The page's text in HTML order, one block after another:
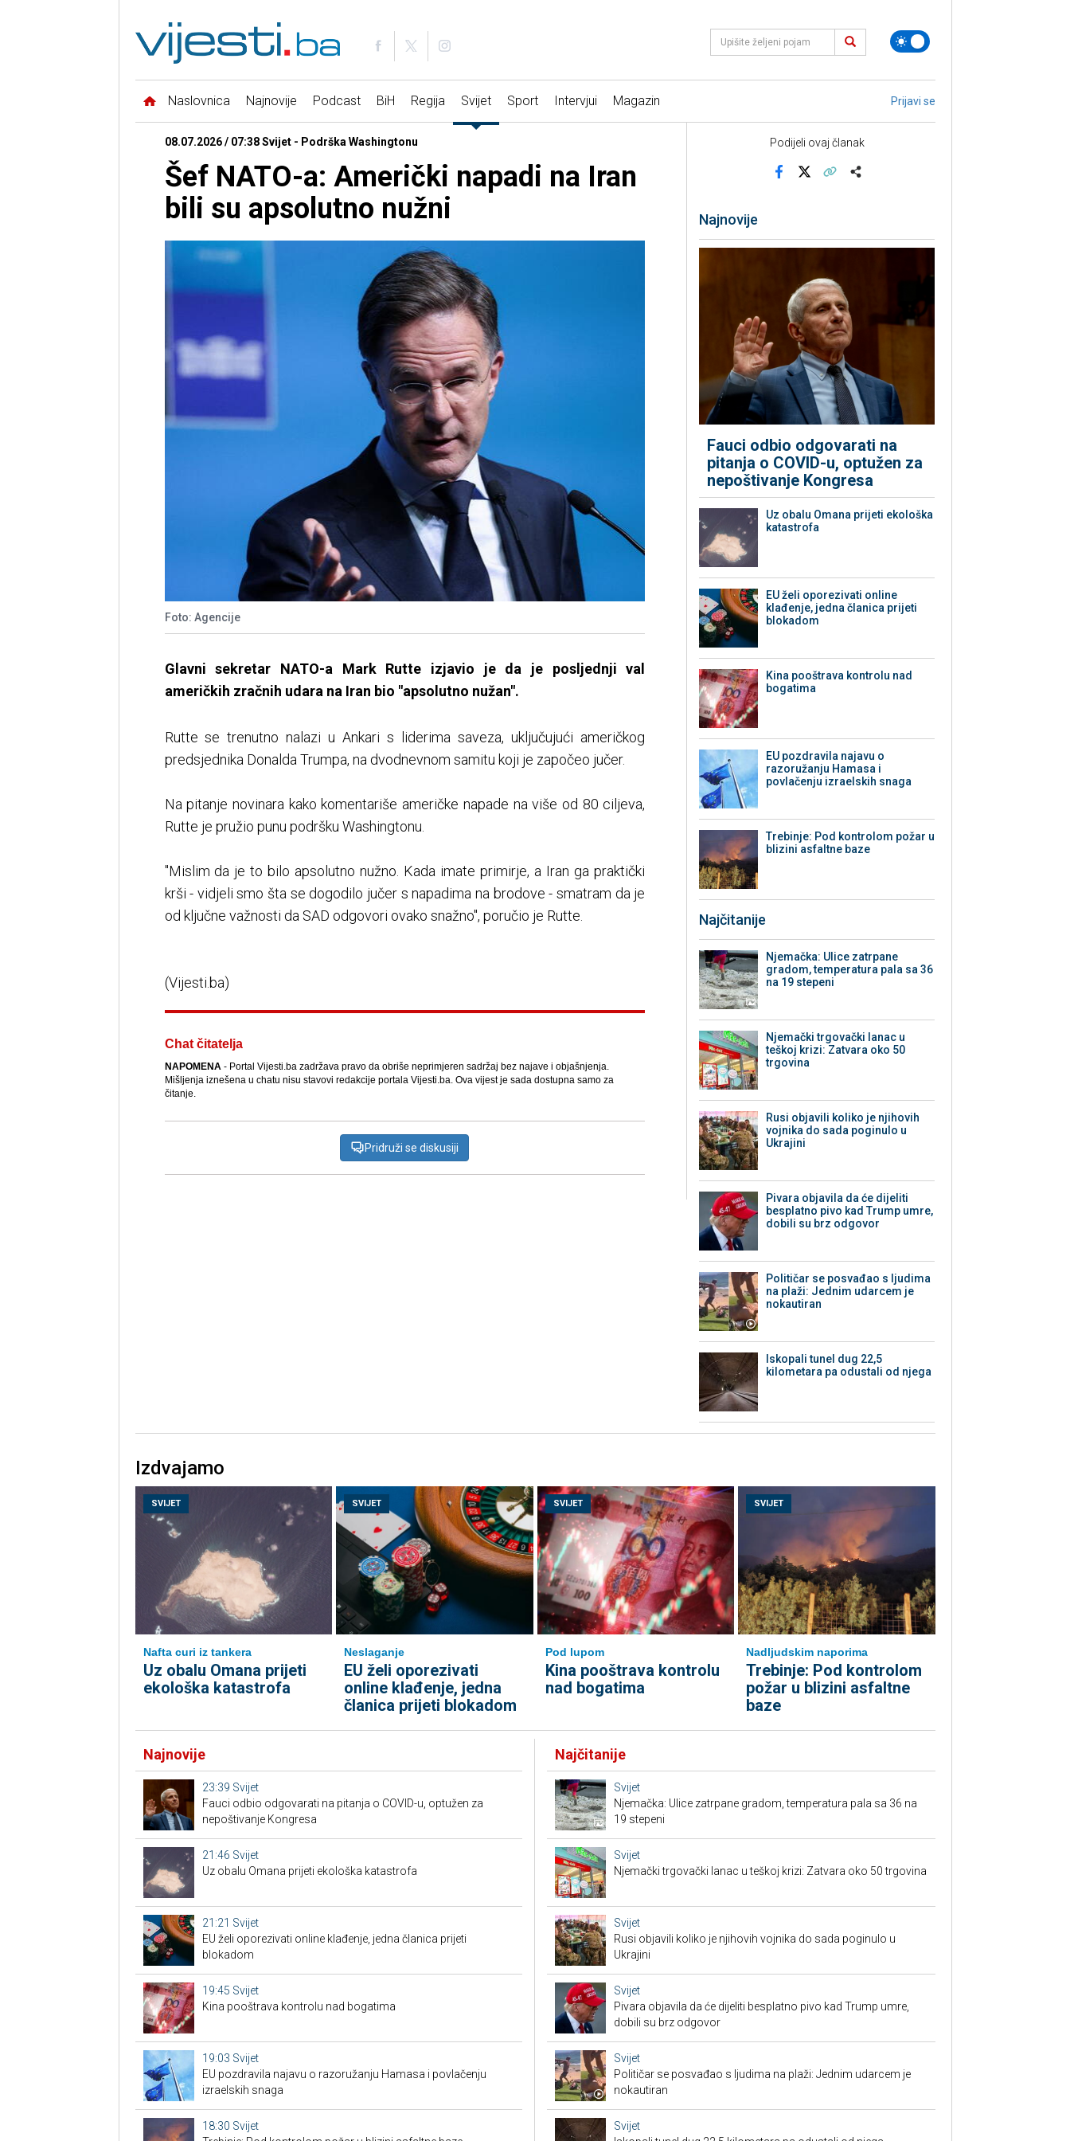
Naslovnica Najnovije Podcast BiH Regija Svijet Sport Intervjui Magazin Prijavi se
08.07.2026 / 07:38 Svijet - Podrška Washingtonu
Šef NATO-a: Američki napadi na Iran
bili su apsolutno nužni
Foto: Agencije
Glavni sekretar NATO-a Mark Rutte izjavio je da je posljednji val
američkih zračnih udara na Iran bio "apsolutno nužan".
Rutte se trenutno nalazi u Ankari s liderima saveza, uključujući američkog
predsjednika Donalda Trumpa, na dvodnevnom samitu koji je započeo jučer.
Na pitanje novinara kako komentariše američke napade na više od 80 ciljeva,
Rutte je pružio punu podršku Washingtonu.
"Mislim da je to bilo apsolutno nužno. Kada imate primirje, a Iran ga praktički
krši - vidjeli smo šta se dogodilo jučer s napadima na brodove - smatram da je
od ključne važnosti da SAD odgovori ovako snažno", poručio je Rutte.
(Vijesti.ba)
Chat čitatelja
NAPOMENA- Portal Vijesti.ba zadržava pravo da obriše neprimjeren sadržaj bez najave i objašnjenja.
Mišljenja iznešena u chatu nisu stavovi redakcije portala Vijesti.ba. Ova vijest je sada dostupna samo za
čitanje.
Pridruži se diskusiji
Podijeli ovaj članak
Najnovije
Fauci odbio odgovarati na
pitanja o COVID-u, optužen za
nepoštivanje Kongresa
Uz obalu Omana prijeti ekološka
katastrofa
EU želi oporezivati online
klađenje, jedna članica prijeti
blokadom
Kina pooštrava kontrolu nad
bogatima
EU pozdravila najavu o
razoružanju Hamasa i
povlačenju izraelskih snaga
Trebinje: Pod kontrolom požar u
blizini asfaltne baze
Najčitanije
Njemačka: Ulice zatrpane
gradom, temperatura pala sa 36
na 19 stepeni
Njemački trgovački lanac u
teškoj krizi: Zatvara oko 50
trgovina
Rusi objavili koliko je njihovih
vojnika do sada poginulo u
Ukrajini
Pivara objavila da će dijeliti
besplatno pivo kad Trump umre,
dobili su brz odgovor
Političar se posvađao s ljudima
na plaži: Jednim udarcem je
nokautiran
Iskopali tunel dug 22,5
kilometara pa odustali od njega
Izdvajamo
SVIJET
Nafta curi iz tankera
Uz obalu Omana prijeti
ekološka katastrofa
SVIJET
Neslaganje
EU želi oporezivati
online klađenje, jedna
članica prijeti blokadom
SVIJET
Pod lupom
Kina pooštrava kontrolu
nad bogatima
SVIJET
Nadljudskim naporima
Trebinje: Pod kontrolom
požar u blizini asfaltne
baze
Najnovije
23:39 Svijet
Fauci odbio odgovarati na pitanja o COVID-u, optužen za
nepoštivanje Kongresa
21:46 Svijet
Uz obalu Omana prijeti ekološka katastrofa
21:21 Svijet
EU želi oporezivati online klađenje, jedna članica prijeti
blokadom
19:45 Svijet
Kina pooštrava kontrolu nad bogatima
19:03 Svijet
EU pozdravila najavu o razoružanju Hamasa i povlačenju
izraelskih snaga
18:30 Svijet
Najčitanije
Svijet
Njemačka: Ulice zatrpane gradom, temperatura pala sa 36 na
19 stepeni
Svijet
Njemački trgovački lanac u teškoj krizi: Zatvara oko 50 trgovina
Svijet
Rusi objavili koliko je njihovih vojnika do sada poginulo u
Ukrajini
Svijet
Pivara objavila da će dijeliti besplatno pivo kad Trump umre,
dobili su brz odgovor
Svijet
Političar se posvađao s ljudima na plaži: Jednim udarcem je
nokautiran
Svijet